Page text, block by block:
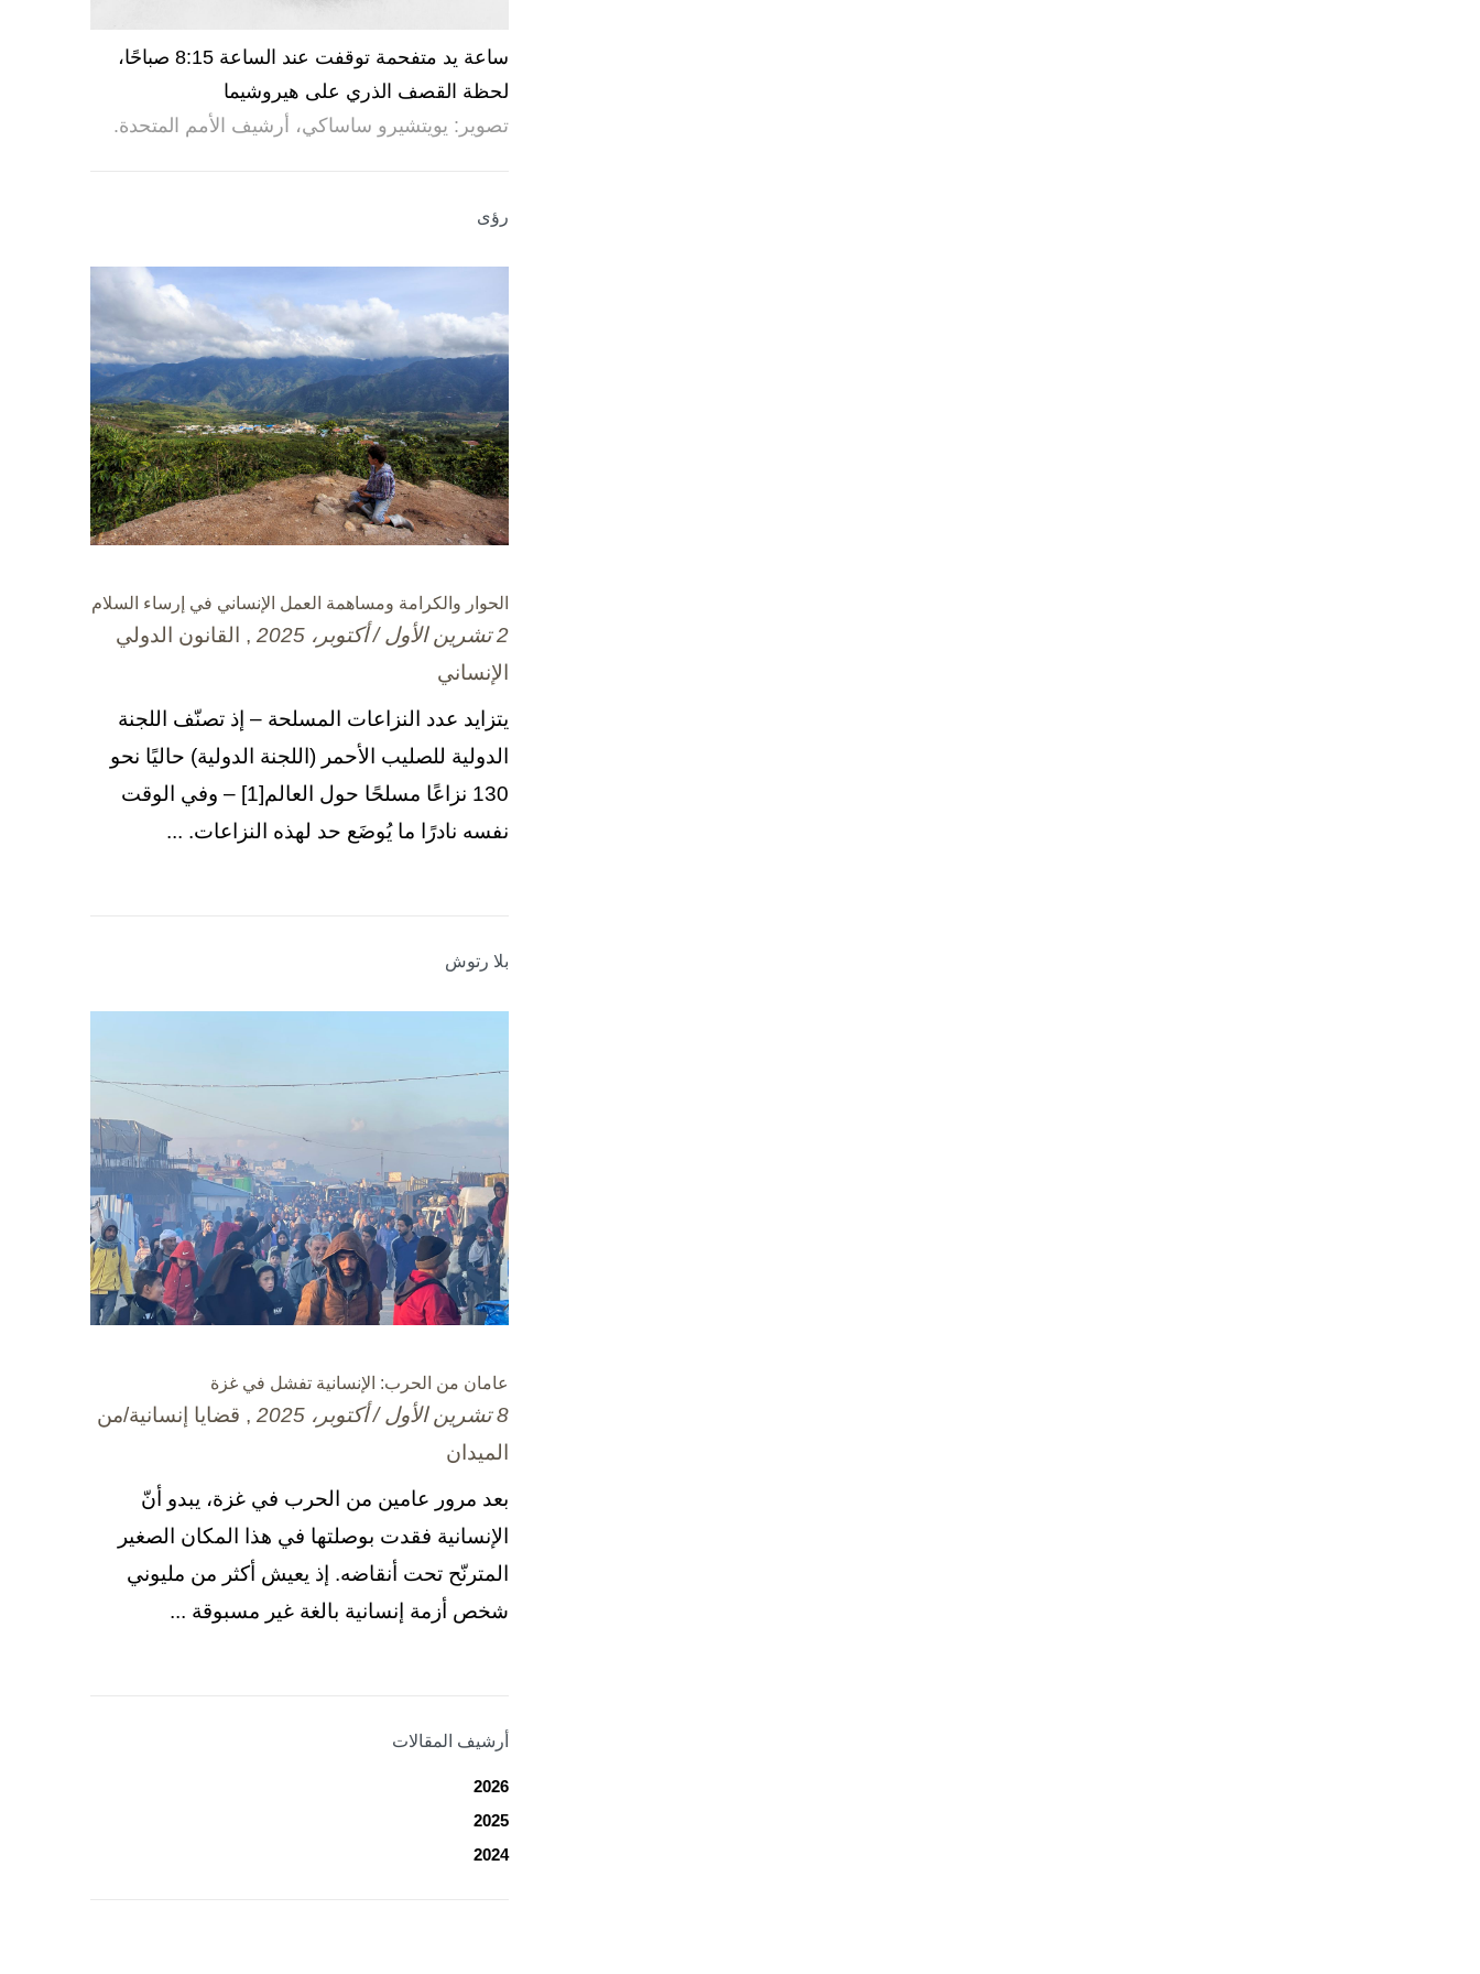
ساعة يد متفحمة توقفت عند الساعة 8:15 صباحًا،
لحظة القصف الذري على هيروشيما
تصوير: يويتشيرو ساساكي، أرشيف الأمم المتحدة.
رؤى
الحوار والكرامة ومساهمة العمل الإنساني في إرساء السلام
2 تشرين الأول / أكتوبر، 2025
, القانون الدولي
الإنساني
يتزايد عدد النزاعات المسلحة – إذ تصنّف اللجنة
الدولية للصليب الأحمر (اللجنة الدولية) حاليًا نحو
130 نزاعًا مسلحًا حول العالم[1] – وفي الوقت
نفسه نادرًا ما يُوضَع حد لهذه النزاعات. ...
بلا رتوش
عامان من الحرب: الإنسانية تفشل في غزة
8 تشرين الأول / أكتوبر، 2025
, قضايا إنسانية/من
الميدان
بعد مرور عامين من الحرب في غزة، يبدو أنّ
الإنسانية فقدت بوصلتها في هذا المكان الصغير
المترنّح تحت أنقاضه. إذ يعيش أكثر من مليوني
شخص أزمة إنسانية بالغة غير مسبوقة ...
أرشيف المقالات
2026
2025
2024